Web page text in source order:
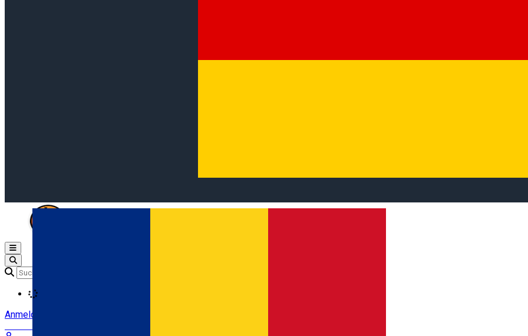
Open main menu
Anmeldung